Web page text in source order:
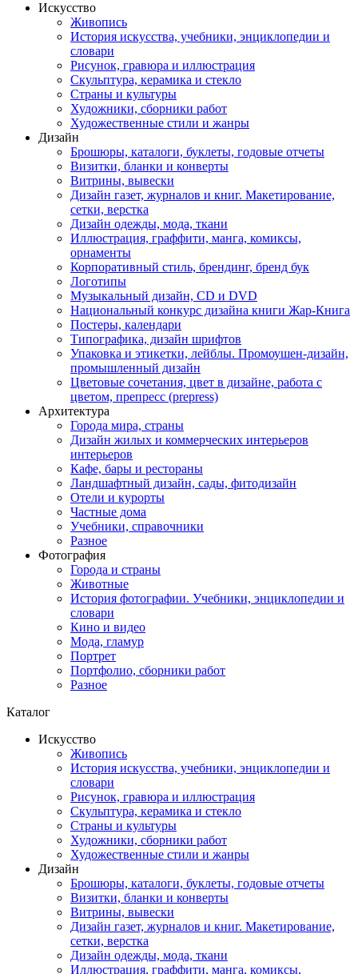
Искусство
Живопись
История искусства, учебники, энциклопедии и
словари
Рисунок, гравюра и иллюстрация
Скульптура, керамика и стекло
Страны и культуры
Художники, сборники работ
Художественные стили и жанры
Дизайн
Брошюры, каталоги, буклеты, годовые отчеты
Визитки, бланки и конверты
Витрины, вывески
Дизайн газет, журналов и книг. Макетирование,
сетки, верстка
Дизайн одежды, мода, ткани
Иллюстрация, граффити, манга, комиксы,
орнаменты
Корпоративный стиль, брендинг, бренд бук
Логотипы
Музыкальный дизайн, СD и DVD
Национальный конкурс дизайна книги Жар-Книга
Постеры, календари
Типографика, дизайн шрифтов
Упаковка и этикетки, лейблы. Промоушен-дизайн,
промышленный дизайн
Цветовые сочетания, цвет в дизайне, работа с
цветом, препресс (prepress)
Архитектура
Города мира, страны
Дизайн жилых и коммерческих интерьеров
интерьеров
Кафе, бары и рестораны
Ландшафтный дизайн, сады, фитодизайн
Отели и курорты
Частные дома
Учебники, справочники
Разное
Фотография
Города и страны
Животные
История фотографии. Учебники, энциклопедии и
словари
Кино и видео
Мода, гламур
Портрет
Портфолио, сборники работ
Разное
Каталог
Искусство
Живопись
История искусства, учебники, энциклопедии и
словари
Рисунок, гравюра и иллюстрация
Скульптура, керамика и стекло
Страны и культуры
Художники, сборники работ
Художественные стили и жанры
Дизайн
Брошюры, каталоги, буклеты, годовые отчеты
Визитки, бланки и конверты
Витрины, вывески
Дизайн газет, журналов и книг. Макетирование,
сетки, верстка
Дизайн одежды, мода, ткани
Иллюстрация, граффити, манга, комиксы,